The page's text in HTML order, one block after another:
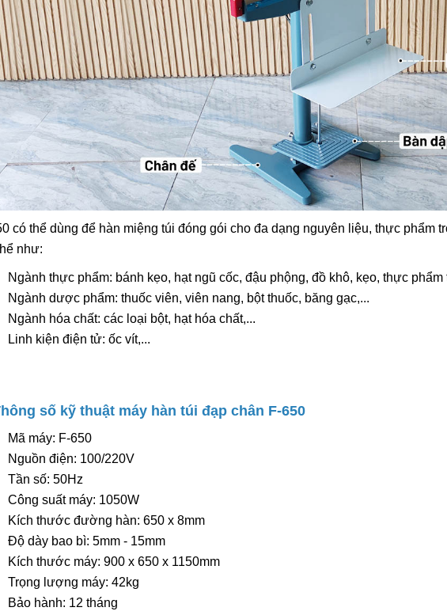
có thể dùng để hàn miệng túi đóng gói cho đa dạng nguyên liệu, thực phẩm
như:
Ngành thực phẩm: bánh kẹo, hạt ngũ cốc, đậu phộng, đồ khô, kẹo, thực
Ngành dược phẩm: thuốc viên, viên nang, bột thuốc, băng gạc,...
Ngành hóa chất: các loại bột, hạt hóa chất,...
Linh kiện điện tử: ốc vít,...
số kỹ thuật máy hàn túi đạp chân F-650
Mã máy: F-650
Nguồn điện: 100/220V
Tần số: 50Hz
Công suất máy: 1050W
Kích thước đường hàn: 650 x 8mm
Độ dày bao bì: 5mm - 15mm
Kích thước máy: 900 x 650 x 1150mm
Trọng lượng máy: 42kg
Bảo hành: 12 tháng